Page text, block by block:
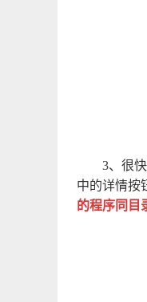
3、很
中的详情按
的程序同目